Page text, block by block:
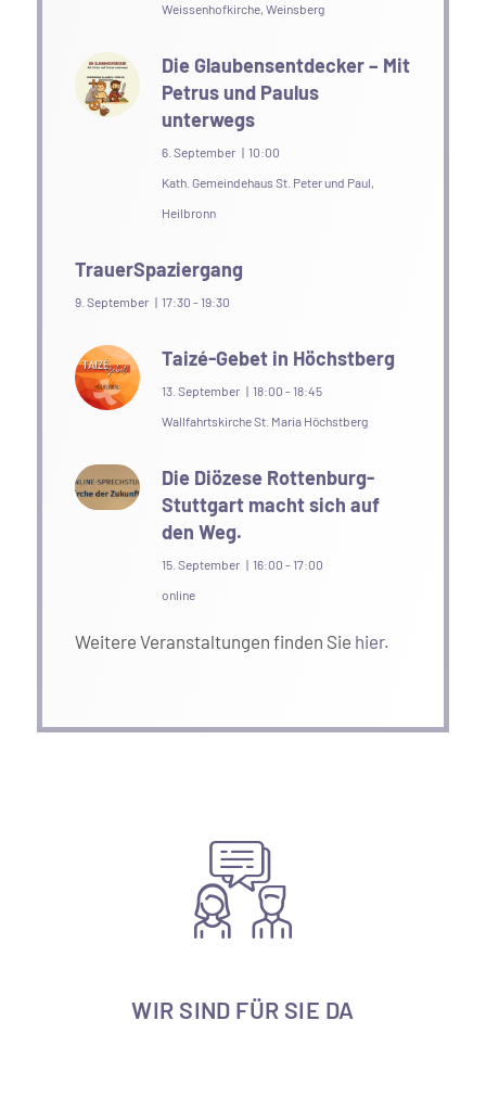
Weissenhofkirche, Weinsberg
Die Glaubensentdecker – Mit
Petrus und Paulus
unterwegs
6. September | 10:00
Kath. Gemeindehaus St. Peter und Paul,
Heilbronn
TrauerSpaziergang
9. September | 17:30 - 19:30
Taizé-Gebet in Höchstberg
13. September | 18:00 - 18:45
Wallfahrtskirche St. Maria Höchstberg
Die Diözese Rottenburg-
Stuttgart macht sich auf
den Weg.
15. September | 16:00 - 17:00
online
Weitere Veranstaltungen finden Sie hier.
WIR SIND FÜR SIE DA